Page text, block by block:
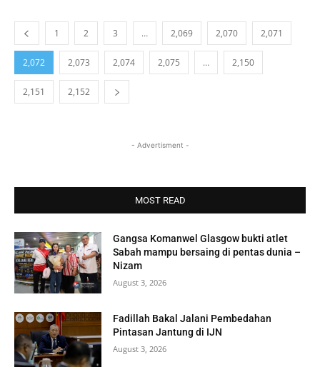
1 2 3 … 2,069 2,070 2,071
2,072 2,073 2,074 2,075 … 2,150
2,151 2,152
- Advertisment -
MOST READ
Gangsa Komanwel Glasgow bukti atlet
Sabah mampu bersaing di pentas dunia –
Nizam
August 3, 2026
Fadillah Bakal Jalani Pembedahan
Pintasan Jantung di IJN
August 3, 2026